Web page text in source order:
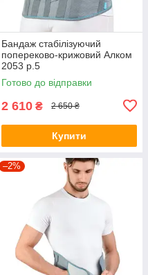
Бандаж стабілізуючий
попереково-крижовий Алком
2053 р.5
Готово до відправки
2 610 ₴ 2 650 ₴
Купити
–2%